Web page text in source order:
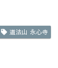
道法山 永心寺